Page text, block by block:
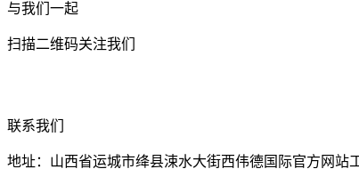
与我们一起
扫描二维码关注我们
联系我们
地址：山西省运城市绛县涑水大街西伟德国际官方网站